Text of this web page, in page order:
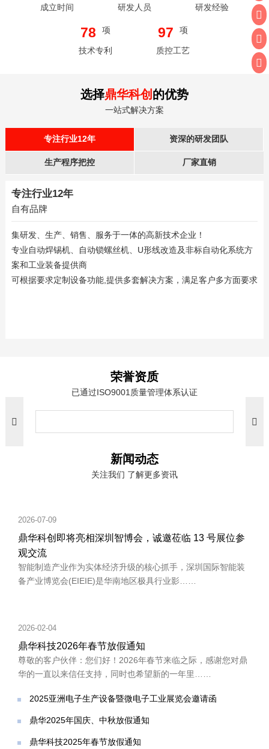
成立时间 研发人员 研发经验
78 项
技术专利
97 项
质控工艺
选择鼎华科创 的优势
一站式解决方案
专注行业12年 资深的研发团队
生产程序把控 厂家直销
专注行业12年
自有品牌
集研发、生产、销售、服务于一体的高新技术企业！
专业自动焊锡机、自动锁螺丝机、U形线改造及非标自动化系统方
案和工业装备提供商
可根据要求定制设备功能,提供多套解决方案，满足客户多方面要求
荣誉资质
已通过ISO9001质量管理体系认证
新闻动态
关注我们 了解更多资讯
2026-07-09
鼎华科创即将亮相深圳智博会，诚邀莅临 13 号展位参
观交流
智能制造产业作为实体经济升级的核心抓手，深圳国际智能装
备产业博览会(EIEIE)是华南地区极具行业影……
2026-02-04
鼎华科技2026年春节放假通知
尊敬的客户伙伴：您们好！2026年春节来临之际，感谢您对鼎
华的一直以来信任支持，同时也希望新的一年里……
2025亚洲电子生产设备暨微电子工业展览会邀请函
鼎华2025年国庆、中秋放假通知
鼎华科技2025年春节放假通知